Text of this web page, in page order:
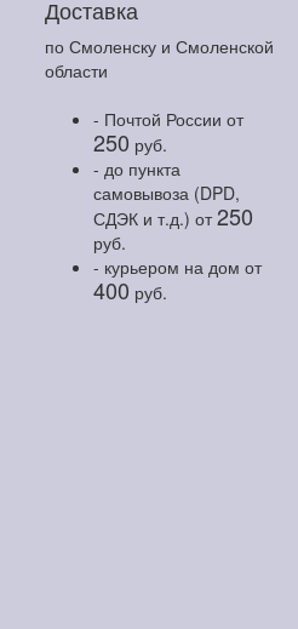
Доставка
по Смоленску и Смоленской
области
- Почтой России от
250 руб.
- до пункта
самовывоза (DPD,
СДЭК и т.д.) от250
руб.
- курьером на дом от
400 руб.